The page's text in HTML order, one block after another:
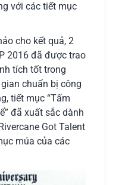
với các tiết mục
cho kết quả, 2
2016 đã được trao
tích tốt trong
chuẩn bị công
tiết mục “Tấm
đã xuất sắc dành
Got Talent
múa của các